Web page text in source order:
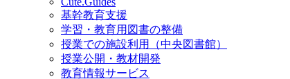
基幹教育支援
学習・教育用図書の整備
授業での施設利用（中央図書館）
授業公開・教材開発
教育情報サービス